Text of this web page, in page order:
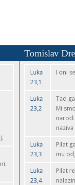
Tomislav
Luka
23,1
I oni
Luka
23,2
Tad
Mi
Luka
23,3
Pilat
mu
Luka
23,4
Pilat